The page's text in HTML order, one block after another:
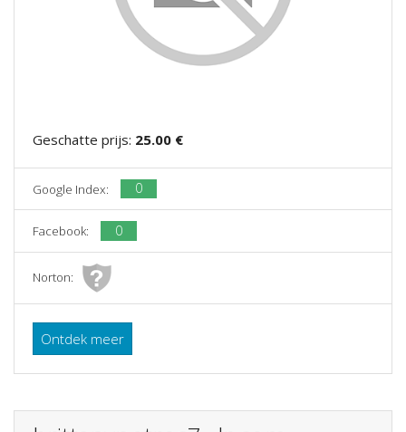
Geschatte prijs: 25.00 €
Google Index: 0
Facebook: 0
Norton:
Ontdek meer